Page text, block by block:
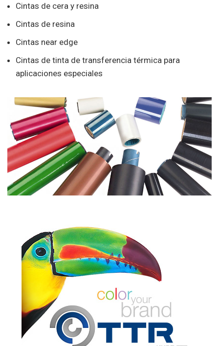
Cintas de cera y resina
Cintas de resina
Cintas near edge
Cintas de tinta de transferencia térmica para
aplicaciones especiales